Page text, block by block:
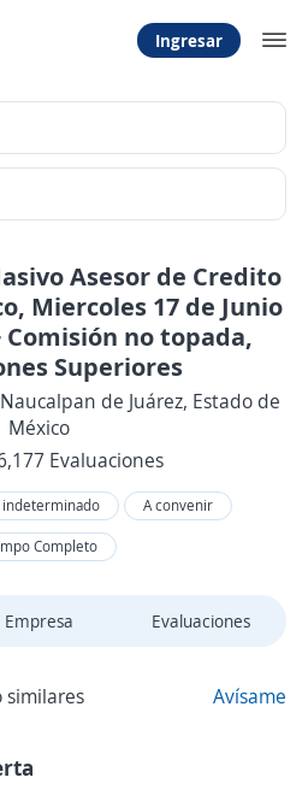
Ingresar
Asesor de Credito
Miercoles 17 de Junio
Comisión no topada,
Superiores
de Juárez, Estado de
México
Evaluaciones
A convenir
Completo
Empresa Evaluaciones
similares Avísame